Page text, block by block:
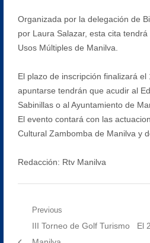
Organizada por la delegación de
por Laura Salazar, esta cita
Usos Múltiples de Manilva.
El plazo de inscripción finalizará
apuntarse tendrán que acudir al
Sabinillas o al Ayuntamiento de
El evento contará con las
Cultural Zambomba de Manilva y
Redacción: Rtv Manilva
Navegación
Previous
Previous
post:
III Torneo de Golf Turismo
El